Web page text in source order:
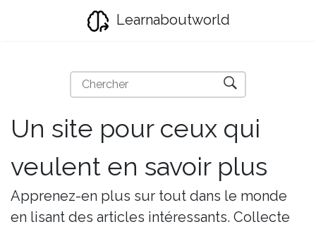
Learnaboutworld
Un site pour ceux qui
veulent en savoir plus
Apprenez-en plus sur tout dans le monde
en lisant des articles intéressants. Collecte